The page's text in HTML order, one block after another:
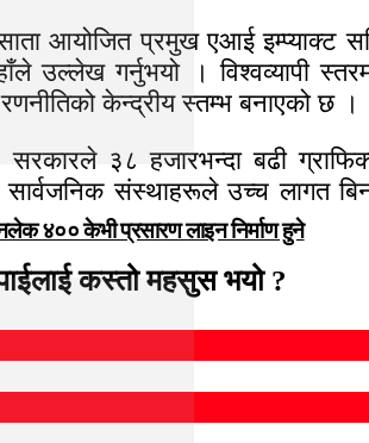
४०० केभी प्रसारण लाइन निर्माण हुने
आयोजित प्रमुख एआई इम्प्याक्ट
उल्लेख गर्नुभयो । विश्वव्यापी
केन्द्रीय स्तम्भ बनाएको छ ।
३८ हजारभन्दा बढी
सार्वजनिक संस्थाहरूले उच्च लागत
कस्तो महसुस भयो ?